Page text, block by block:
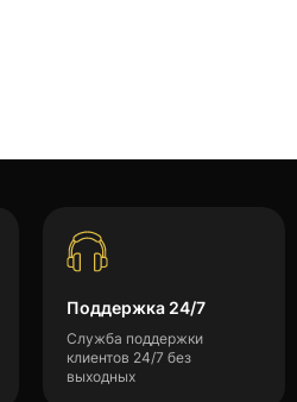
Поддержка 24/7
Служба поддержки
клиентов 24/7 без
выходных